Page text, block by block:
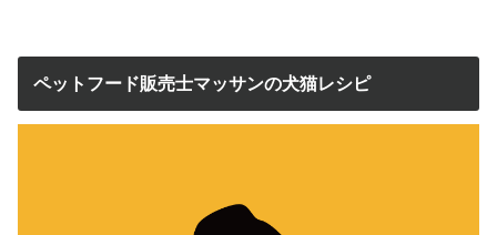
ペットフード販売士マッサンの犬猫レシピ